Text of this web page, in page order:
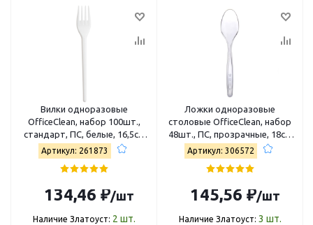
Вилки одноразовые
OfficeClean, набор 100шт.,
стандарт, ПС, белые, 16,5см
261873/И
Артикул: 261873
134,46 ₽/шт
Наличие Златоуст: 2 шт.
Ложки одноразовые
столовые OfficeClean, набор
48шт., ПС, прозрачные, 18см
306572
Артикул: 306572
145,56 ₽/шт
Наличие Златоуст: 3 шт.